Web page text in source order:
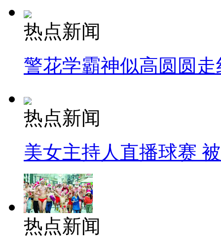
热点新闻
警花学霸神似高圆圆走
热点新闻
美女主持人直播球赛
热点新闻